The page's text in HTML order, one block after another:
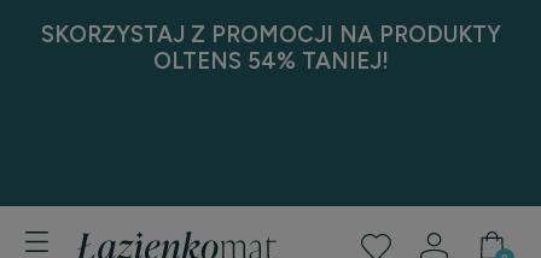
SKORZYSTAJ Z PROMOCJI NA PRODUKTY
OLTENS 54% TANIEJ!